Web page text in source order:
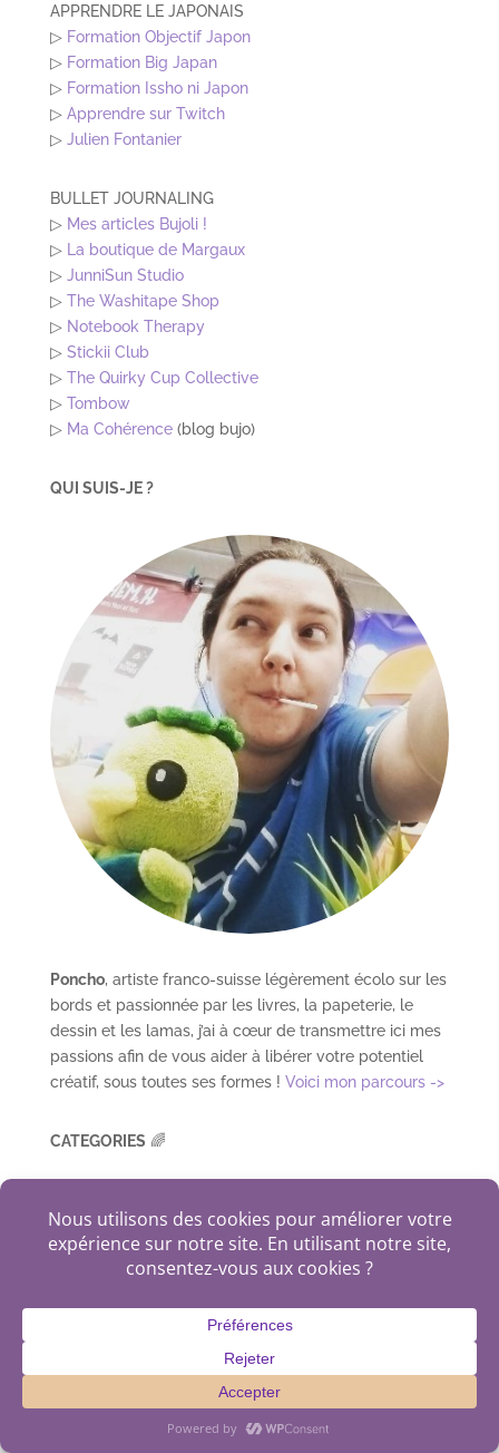
APPRENDRE LE JAPONAIS
▷ Formation Objectif Japon
▷ Formation Big Japan
▷ Formation Issho ni Japon
▷ Apprendre sur Twitch
▷ Julien Fontanier
BULLET JOURNALING
▷ Mes articles Bujoli !
▷ La boutique de Margaux
▷ JunniSun Studio
▷ The Washitape Shop
▷ Notebook Therapy
▷ Stickii Club
▷ The Quirky Cup Collective
▷ Tombow
▷ Ma Cohérence(blog bujo)
QUI SUIS-JE ?
Poncho, artiste franco-suisse légèrement écolo sur les
bords et passionnée par les livres, la papeterie, le
dessin et les lamas, j’ai à cœur de transmettre ici mes
passions afin de vous aider à libérer votre potentiel
créatif, sous toutes ses formes ! Voici mon parcours ->
CATEGORIES 🌈
Découvertes
Défis Créatifs